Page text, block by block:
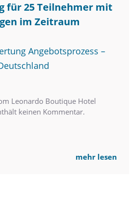
für 25 Teilnehmer mit
im Zeitraum
Angebotsprozess –
Leonardo Boutique Hotel
keinen Kommentar.
mehr lesen